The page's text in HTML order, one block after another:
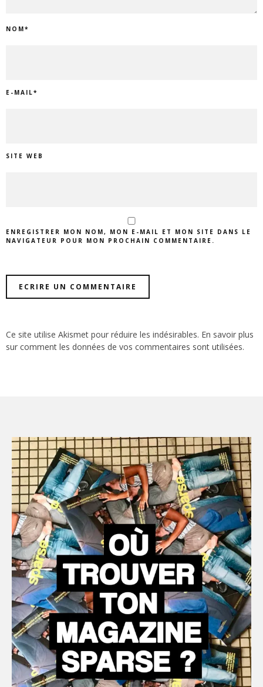
NOM*
E-MAIL*
SITE WEB
ENREGISTRER MON NOM, MON E-MAIL ET MON SITE DANS LE
NAVIGATEUR POUR MON PROCHAIN COMMENTAIRE.
Ce site utilise Akismet pour réduire les indésirables. En savoir plus
sur comment les données de vos commentaires sont utilisées.